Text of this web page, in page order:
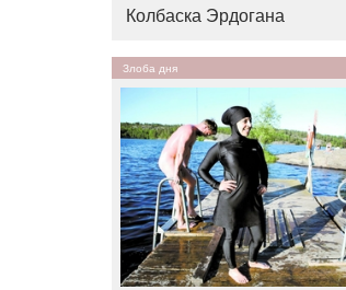
Колбаска Эрдогана
Злоба дня